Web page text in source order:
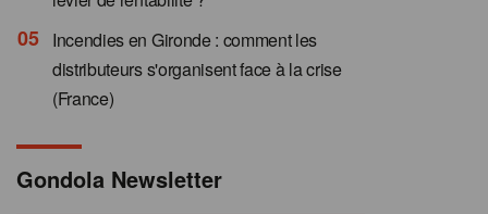
Incendies en Gironde : comment les
distributeurs s'organisent face à la crise
(France)
Gondola Newsletter